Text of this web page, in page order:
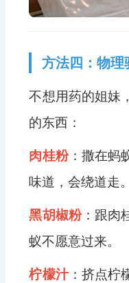
方法四：物理
不想用药的姐妹
的东西：
肉桂粉：撒在蚂
味道，会绕道走
黑胡椒粉：跟肉
蚁不愿意过来。
柠檬汁：挤点柠